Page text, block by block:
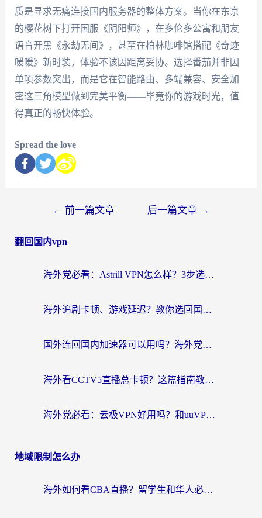
质是寻求无痛连接国内服务器的整体方案。当你在东京
的樱花树下打开国服《阴阳师》，在多伦多公寓和朋友
语音开黑《永劫无间》，甚至在柏林咖啡馆搭配《奇迹
暖暖》新时装，体验不该因距离妥协。选择番茄并非因
单项参数突出，而是它在智能路由、多端兼容、安全加
密这三角模型做到完美平衡——毕竟你的游戏时光，值
得真正的畅快体验。
Spread the love
← 前一篇文章 后一篇文章 →
翻回国内vpn
海外党必看：Astrill VPN怎么样？3步选对回国加速器实现无缝刷剧玩游戏
海外追剧卡顿、游戏延迟？教你选回国加速器，附免费加速器试用一小时福利
国外连回国内加速器可以用吗？海外党亲测实用指南，解决追剧游戏卡顿难题
海外看CCTV5直播总卡顿？这篇指南教你选对回国加速器，无缝刷国内资源
海外党必看：云极VPN好用吗？和uuVPN对比哪个回国效果更好？附真实体验+避坑指南
地域限制怎么办
海外如何看CBA直播？留学生和华人必看的无卡顿观赛指南